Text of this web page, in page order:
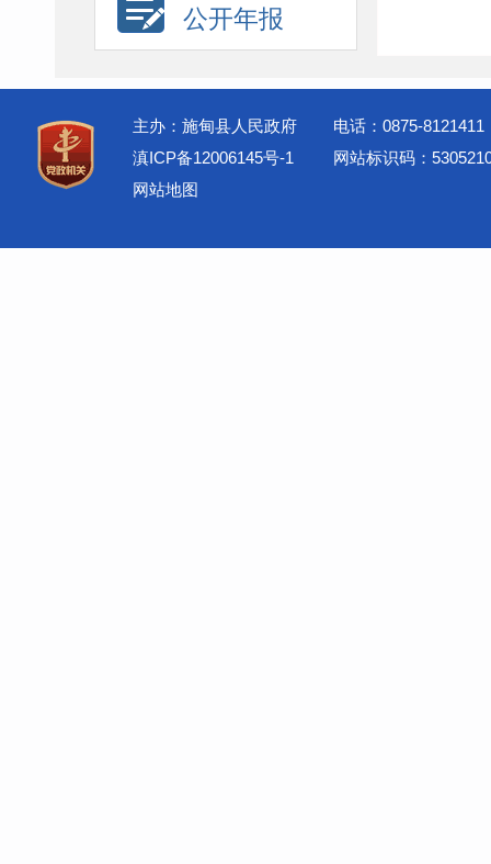
公开年报
主办：施甸县人民政府
电话：0875-8121411
滇ICP备12006145号-1
网站标识码：
网站地图